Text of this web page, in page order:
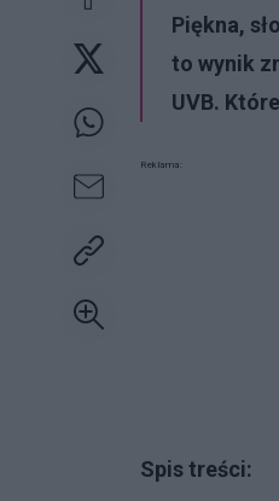
Piękna,
to wynik
UVB.
Reklama:
Spis treści: